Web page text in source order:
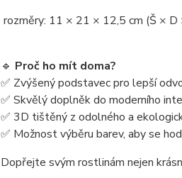
rozměry: 11 × 21 × 12,5 cm (Š × D
🔹 Proč ho mít doma?
✅ Zvýšený podstavec pro lepší
✅ Skvělý doplněk do moderního
✅ 3D tištěný z odolného a
✅ Možnost výběru barev, aby se
Dopřejte svým rostlinám nejen